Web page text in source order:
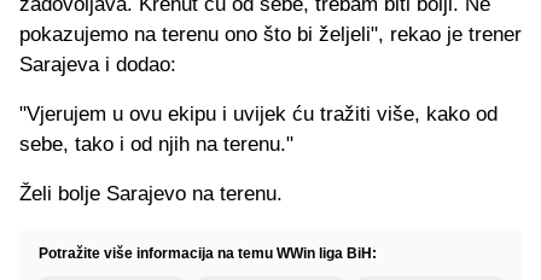
pokazujemo na terenu ono što bi željeli", rekao je trener
Sarajeva i dodao:
"Vjerujem u ovu ekipu i uvijek ću tražiti više, kako od
sebe, tako i od njih na terenu."
Želi bolje Sarajevo na terenu.
Potražite više informacija na temu WWin liga BiH: